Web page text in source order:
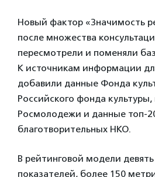
Новый фактор «Значимость
после множества
пересмотрели и поменяли
К источникам информации
добавили данные Фонда
Российского фонда культуры,
Росмолодежи и данные топ-
благотворительных НКО.
В рейтинговой модели
показателей, более 150